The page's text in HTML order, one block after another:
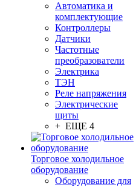
Автоматика и
комплектующие
Контроллеры
Датчики
Частотные
преобразователи
Электрика
ТЭН
Реле напряжения
Электрические
щиты
+ ЕЩЕ 4
Торговое холодильное
оборудование
Оборудование для